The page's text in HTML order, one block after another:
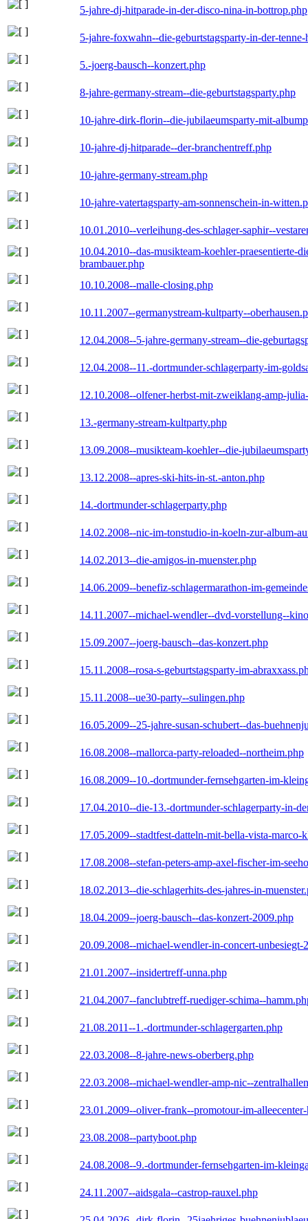
5-jahre-dj-hitparade-in-der-disco-nina-in-bottrop.php
5-jahre-foxwahn--die-geburtstagsparty-in-der-tenne-
5.-joerg-bausch--konzert.php
8-jahre-germany-stream--die-geburtstagsparty.php
10-jahre-dirk-florin--die-jubilaeumsparty-mit-
10-jahre-dj-hitparade--der-branchentreff.php
10-jahre-germany-stream.php
10-jahre-vatertagsparty-am-sonnenschein-in-
10.01.2010--verleihung-des-schlager-saphir--
10.04.2010--das-musikteam-koehler-praesentierte-
brambauer.php
10.10.2008--malle-closing.php
10.11.2007--germanystream-kultparty--
12.04.2008--5-jahre-germany-stream--die-
12.04.2008--11.-dortmunder-schlagerparty-im-
12.10.2008--olfener-herbst-mit-zweiklang-amp-
13.-germany-stream-kultparty.php
13.09.2008--musikteam-koehler--die-
13.12.2008--apres-ski-hits-in-st.-anton.php
14.-dortmunder-schlagerparty.php
14.02.2008--nic-im-tonstudio-in-koeln-zur-album-
14.02.2013--die-amigos-in-muenster.php
14.06.2009--benefiz-schlagermarathon-im-
14.11.2007--michael-wendler--dvd-vorstellung--
15.09.2007--joerg-bausch--das-konzert.php
15.11.2008--rosa-s-geburtstagsparty-im-
15.11.2008--ue30-party--sulingen.php
16.05.2009--25-jahre-susan-schubert--das-
16.08.2008--mallorca-party-reloaded--northeim.php
16.08.2009--10.-dortmunder-fernsehgarten-im-
17.04.2010--die-13.-dortmunder-schlagerparty-in-
17.05.2009--stadtfest-datteln-mit-bella-vista-marco-
17.08.2008--stefan-peters-amp-axel-fischer-im-
18.02.2013--die-schlagerhits-des-jahres-in-
18.04.2009--joerg-bausch--das-konzert-2009.php
20.09.2008--michael-wendler-in-concert-unbesiegt-
21.01.2007--insidertreff-unna.php
21.04.2007--fanclubtreff-ruediger-schima--
21.08.2011--1.-dortmunder-schlagergarten.php
22.03.2008--8-jahre-news-oberberg.php
22.03.2008--michael-wendler-amp-nic--
23.01.2009--oliver-frank--promotour-im-
23.08.2008--partyboot.php
24.08.2008--9.-dortmunder-fernsehgarten-im-
24.11.2007--aidsgala--castrop-rauxel.php